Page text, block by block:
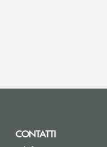
CONTATTI